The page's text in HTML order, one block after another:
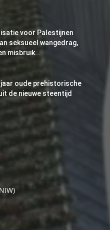
voor Palestijnen
seksueel wangedrag,
misbruik...
jaar oude prehistorische
de nieuwe steentijd